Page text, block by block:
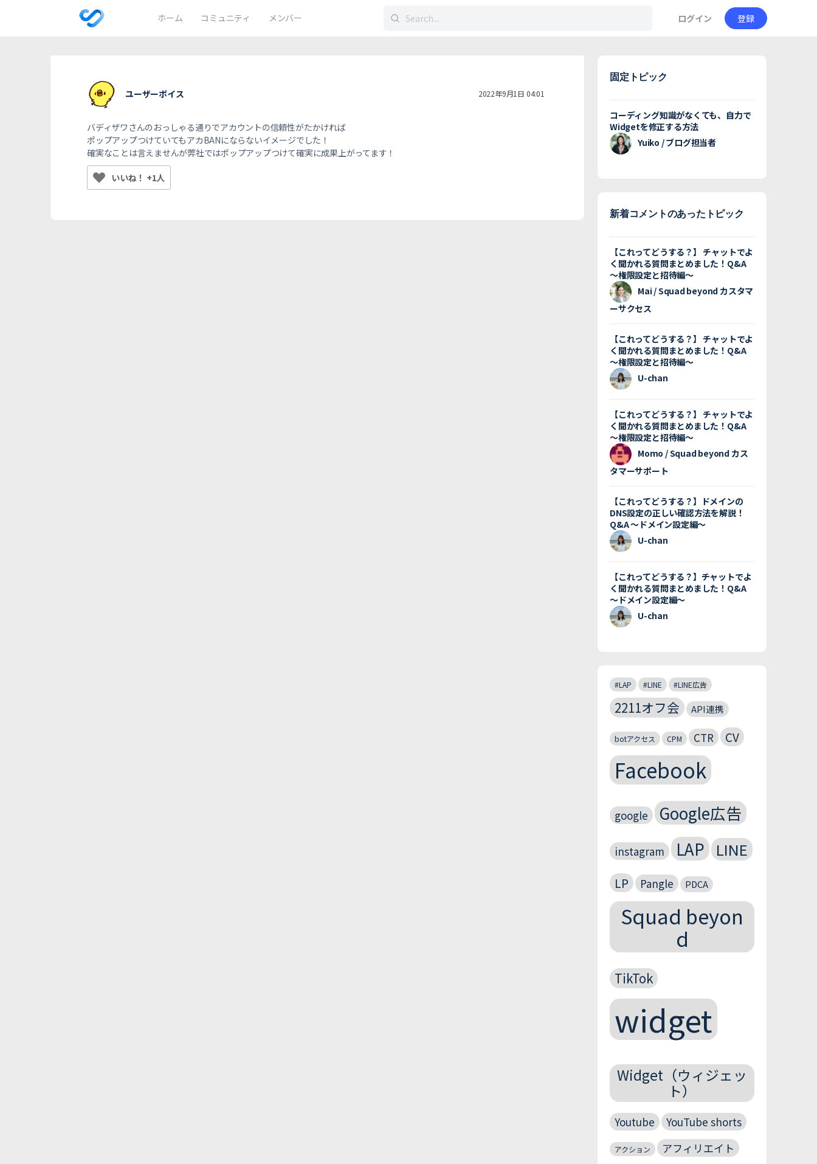
ホーム コミュニティ メンバー
検
ログイン 登録
ユーザーボイス 2022年9月1日 04:01
バディザワさんのおっしゃる通りでアカウントの信頼性がたかければ
ポップアップつけていてもアカBANにならないイメージでした！
確実なことは言えませんが弊社ではポップアップつけて確実に成果上がってます！
いいね！ +1人
固定トピック
コーディング知識がなくても、自力で
Widgetを修正する方法
Yuiko / ブログ担当者
新着コメントのあったトピック
【これってどうする？】 チャットでよ
く聞かれる質問まとめました！Q&A
〜権限設定と招待編〜
Mai / Squad beyond カスタマ
ーサクセス
【これってどうする？】 チャットでよ
く聞かれる質問まとめました！Q&A
〜権限設定と招待編〜
U-chan
【これってどうする？】 チャットでよ
く聞かれる質問まとめました！Q&A
〜権限設定と招待編〜
Momo / Squad beyond カス
タマーサポート
【これってどうする？】ドメインの
DNS設定の正しい確認方法を解説！
Q&A 〜ドメイン設定編〜
U-chan
【これってどうする？】チャットでよ
く聞かれる質問まとめました！Q&A
〜ドメイン設定編〜
U-chan
#LAP #LINE #LINE広告
2211オフ会 API連携
botアクセス CPM CTR CV
Facebook
google Google広告
instagram LAP LINE
LP Pangle PDCA
Squad beyon
d
TikTok
widget
Widget（ウィジェッ
ト）
Youtube YouTube shorts
アクション アフィリエイト